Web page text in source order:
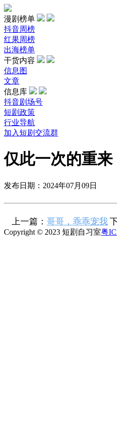
漫剧榜单
抖音周榜
红果周榜
出海榜单
干货内容
信息图
文章
信息库
抖音剧场号
短剧政策
行业导航
加入短剧交流群
仅此一次的重来
发布日期：2024年07月09日
上一篇： 哥哥，乖乖宠我
Copyright © 2023 短剧自习室粤